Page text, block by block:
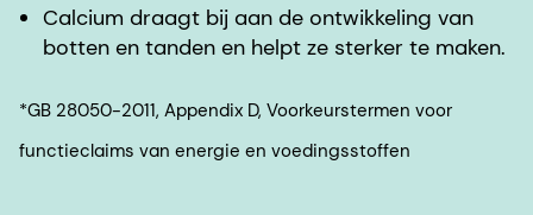
Calcium draagt bij aan de ontwikkeling van
botten en tanden en helpt ze sterker te maken.
*GB 28050-2011, Appendix D, Voorkeurstermen voor
functieclaims van energie en voedingsstoffen